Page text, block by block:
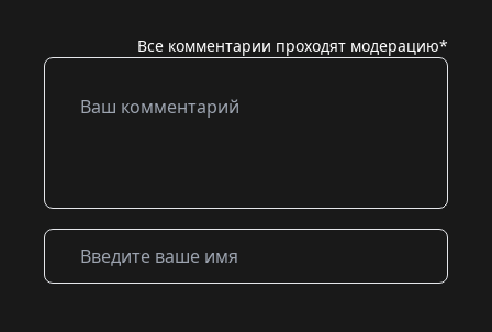
Все комментарии проходят модерацию*